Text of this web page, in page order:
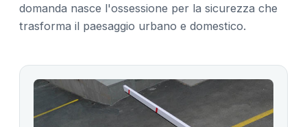
domanda nasce l'ossessione per la sicurezza che
trasforma il paesaggio urbano e domestico.